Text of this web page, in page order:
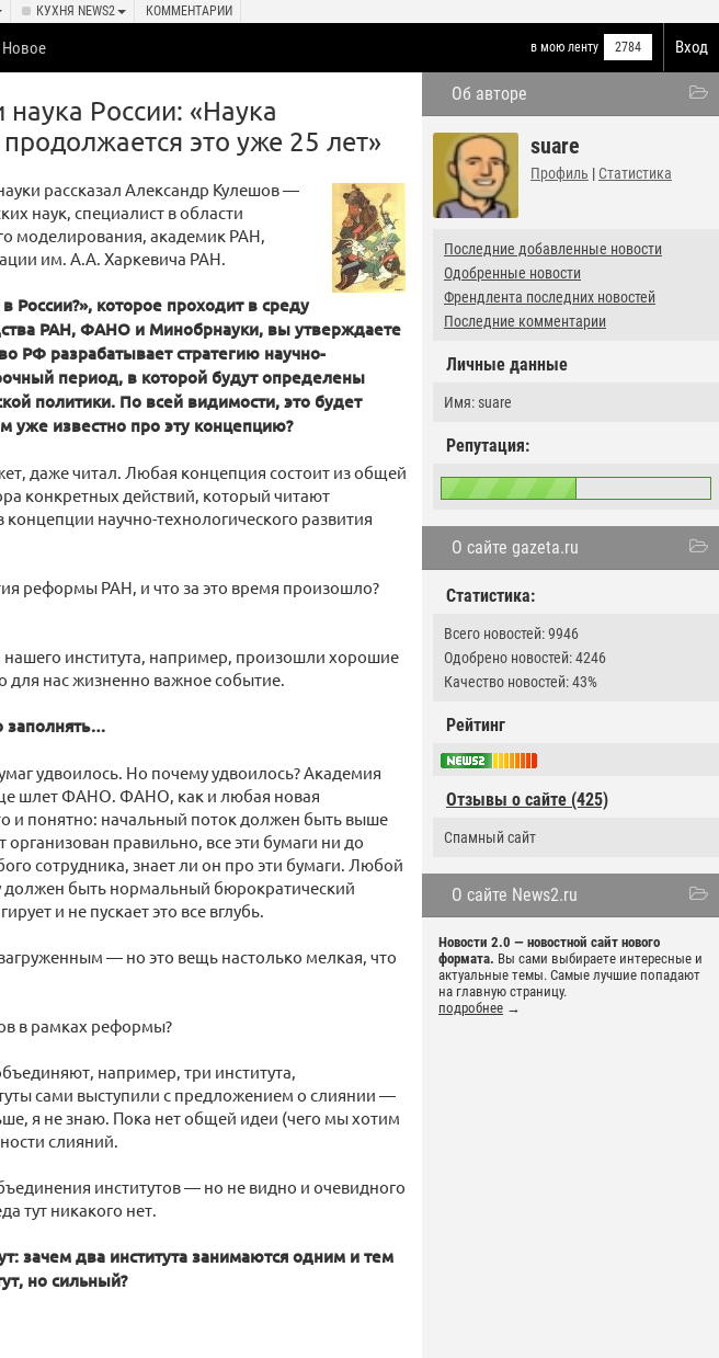
КУХНЯ NEWS2 КОММЕНТАРИИ
Вход
в мою ленту 2784
Новое
Об авторе
suare
Профиль | Статистика
Последние добавленные новости
Одобренные новости
Френдлента последних новостей
Последние комментарии
Личные данные
Имя: suare
Репутация:
О сайте gazeta.ru
Статистика:
Всего новостей: 9946
Одобрено новостей: 4246
Качество новостей: 43%
Рейтинг
Отзывы о сайте (425)
Спамный сайт
О сайте News2.ru
Новости 2.0 — новостной сайт нового
формата. Вы сами выбираете интересные и
актуальные темы. Самые лучшие попадают
на главную страницу.
подробнее →
России: «Наука
это уже 25 лет»
рассказал Александр Кулешов —
наук, специалист в области
моделирования, академик РАН,
им. А.А. Харкевича РАН.
России?», которое проходит в среду
РАН, ФАНО и Минобрнауки, вы утверждаете
РФ разрабатывает стратегию научно-
период, в которой будут определены
политики. По всей видимости, это будет
уже известно про эту концепцию?
даже читал. Любая концепция состоит из общей
конкретных действий, который читают
научно-технологического развития
реформы РАН, и что за это время произошло?
нашего института, например, произошли хорошие
для нас жизненно важное событие.
заполнять…
удвоилось. Но почему удвоилось? Академия
шлет ФАНО. ФАНО, как и любая новая
и понятно: начальный поток должен быть выше
организован правильно, все эти бумаги ни до
сотрудника, знает ли он про эти бумаги. Любой
должен быть нормальный бюрократический
и не пускает это все вглубь.
— но это вещь настолько мелкая, что
в рамках реформы?
например, три института,
сами выступили с предложением о слиянии —
я не знаю. Пока нет общей идеи (чего мы хотим
слияний.
институтов — но не видно и очевидного
тут никакого нет.
зачем два института занимаются одним и тем
но сильный?